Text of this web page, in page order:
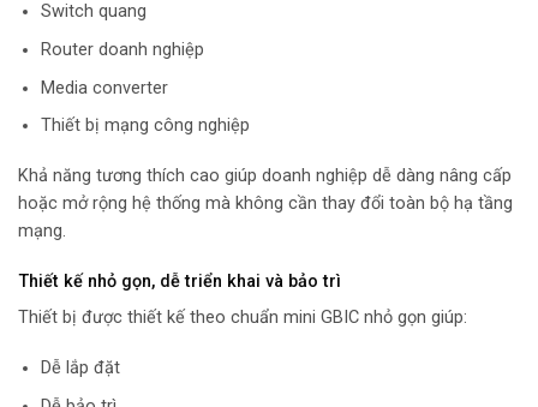
Switch quang
Router doanh nghiệp
Media converter
Thiết bị mạng công nghiệp
Khả năng tương thích cao giúp doanh nghiệp dễ dàng nâng cấp
hoặc mở rộng hệ thống mà không cần thay đổi toàn bộ hạ tầng
mạng.
Thiết kế nhỏ gọn, dễ triển khai và bảo trì
Thiết bị được thiết kế theo chuẩn mini GBIC nhỏ gọn giúp:
Dễ lắp đặt